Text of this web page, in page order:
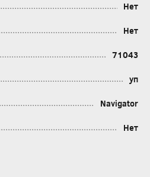
Нет
Нет
71043
уп
Navigator
Нет